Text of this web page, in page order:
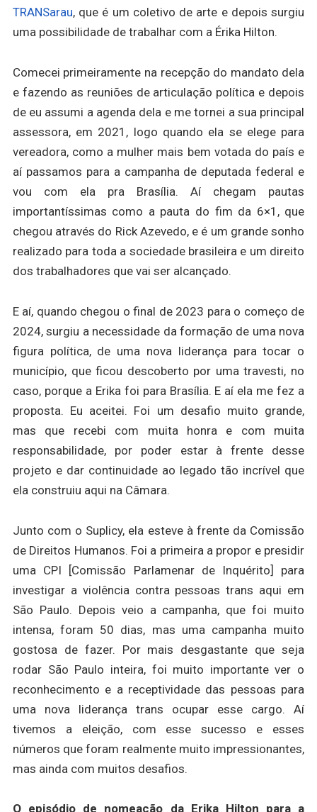
TRANSarau, que é um coletivo de arte e depois surgiu
uma possibilidade de trabalhar com a Érika Hilton.
Comecei primeiramente na recepção do mandato dela
e fazendo as reuniões de articulação política e depois
de eu assumi a agenda dela e me tornei a sua principal
assessora, em 2021, logo quando ela se elege para
vereadora, como a mulher mais bem votada do país e
aí passamos para a campanha de deputada federal e
vou com ela pra Brasília.Aí chegam pautas
importantíssimas como a pauta do fim da 6×1, que
chegou através do Rick Azevedo, e é um grande sonho
realizado para toda a sociedade brasileira e um direito
dos trabalhadores que vai ser alcançado.
E aí, quando chegou o final de 2023 para o começo de
2024, surgiu a necessidade da formação de uma nova
figura política, de uma nova liderança para tocar o
município, que ficou descoberto por uma travesti, no
caso, porque a Erika foi para Brasília. E aí ela me fez a
proposta. Eu aceitei. Foi um desafio muito grande,
mas que recebi com muita honra e com muita
responsabilidade, por poder estar à frente desse
projeto e dar continuidade ao legado tão incrível que
ela construiu aqui na Câmara.
Junto com o Suplicy, ela esteve à frente da Comissão
de Direitos Humanos. Foi a primeira a propor e presidir
uma CPI [Comissão Parlamenar de Inquérito] para
investigar a violência contra pessoas trans aqui em
São Paulo. Depois veio a campanha, que foi muito
intensa, foram 50 dias, mas uma campanha muito
gostosa de fazer. Por mais desgastante que seja
rodar São Paulo inteira, foi muito importante ver o
reconhecimento e a receptividade das pessoas para
uma nova liderança trans ocupar esse cargo. Aí
tivemos a eleição, com esse sucesso e esses
números que foram realmente muito impressionantes,
mas ainda com muitos desafios.
O episódio de nomeação da Erika Hilton para a